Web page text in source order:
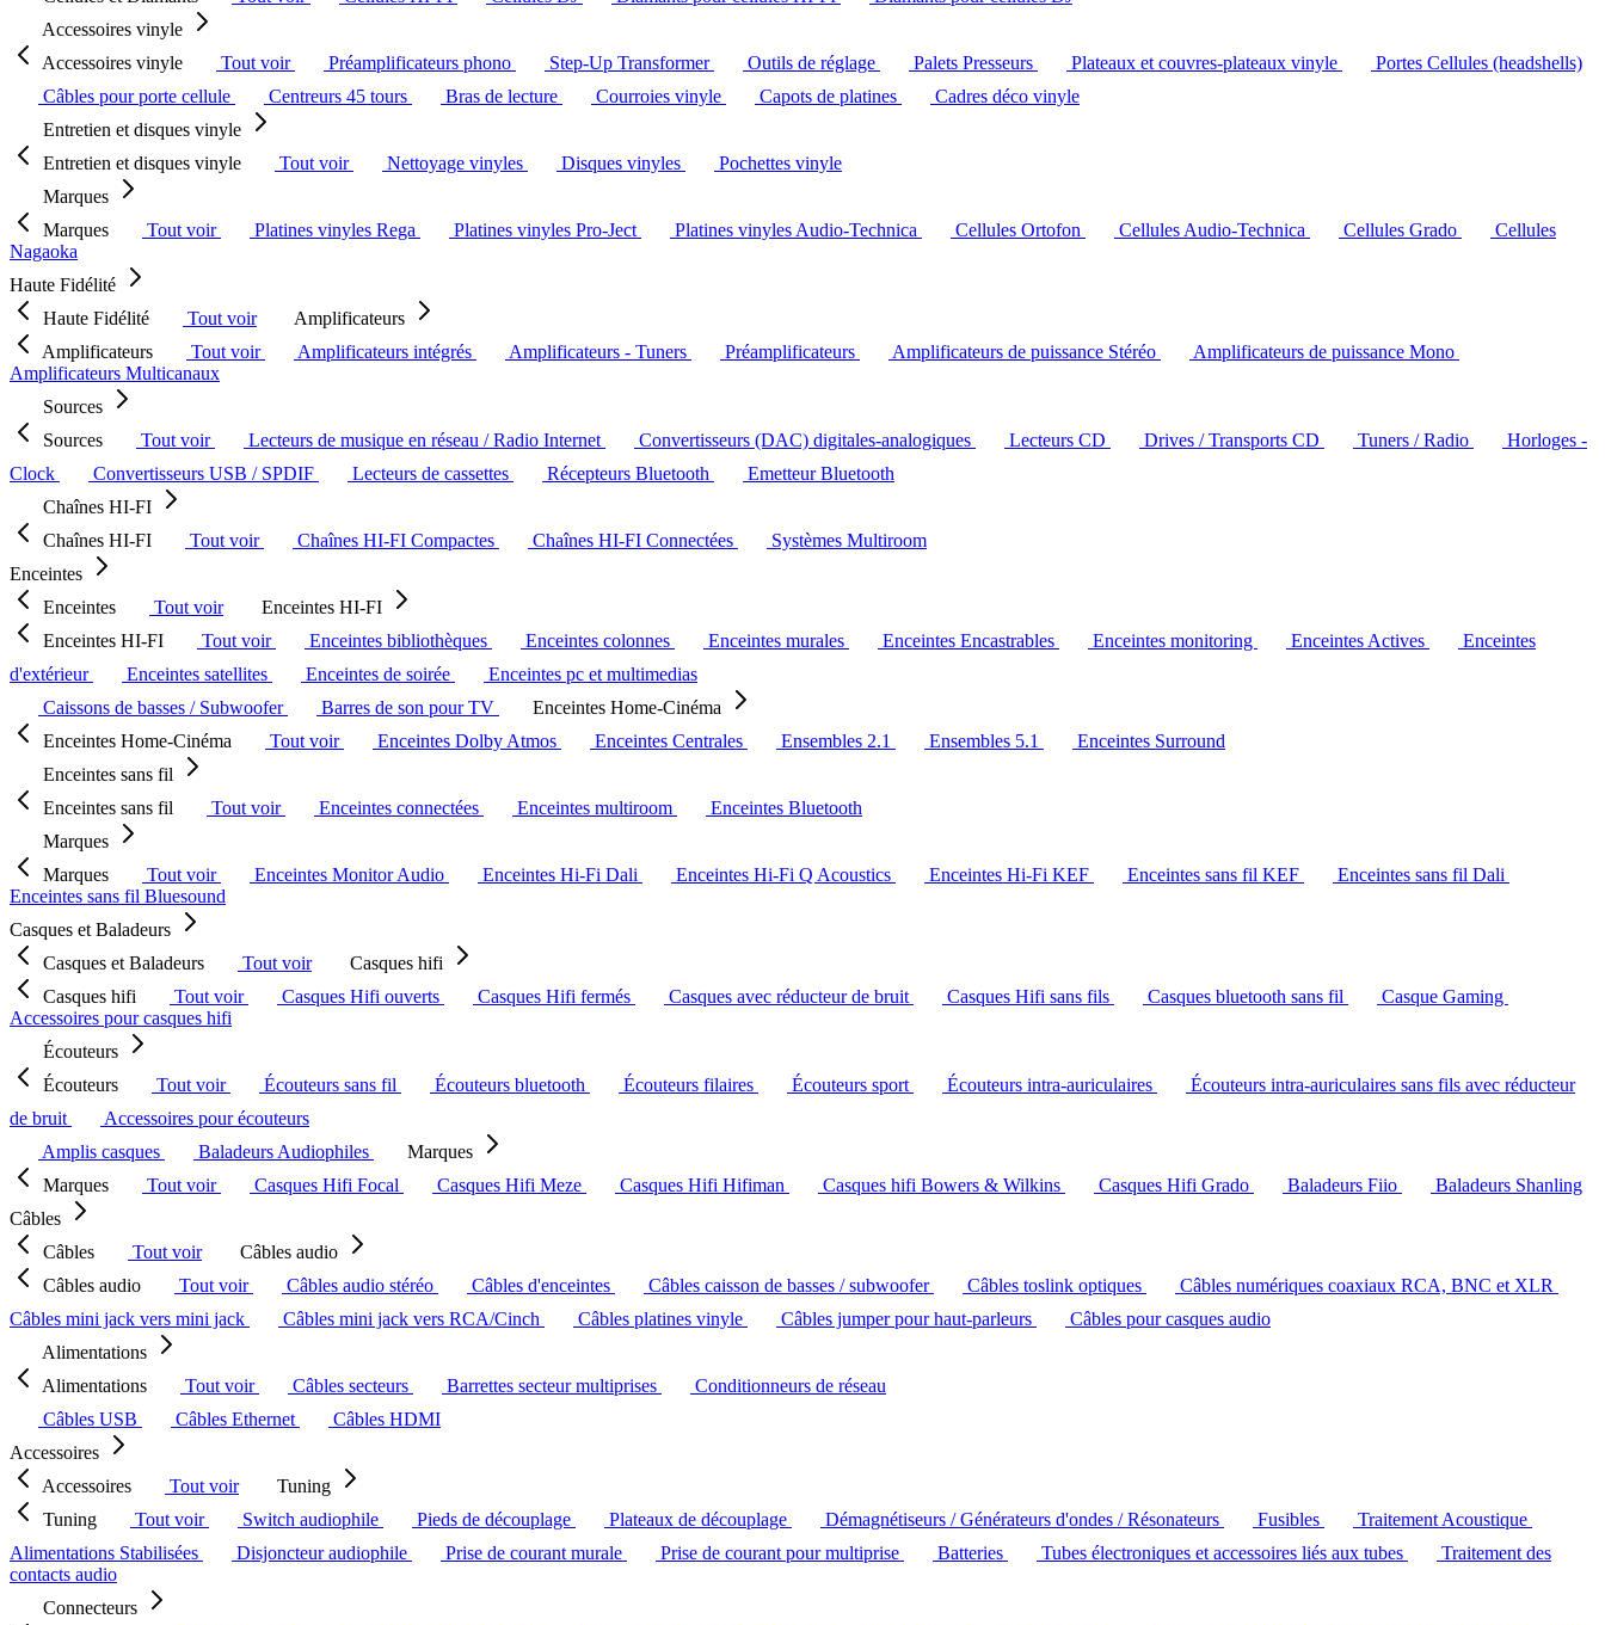
Accessoires vinyle
Accessoires vinyle
Tout voir Préamplificateurs phono Step-Up Transformer Outils de réglage Palets Presseurs Plateaux et couvres-plateaux vinyle
Portes Cellules (headshells)
Câbles pour porte cellule
Centreurs 45 tours Bras de lecture Courroies vinyle Capots de platines
Cadres déco vinyle
Entretien et disques vinyle
Entretien et disques vinyle
Tout voir Nettoyage vinyles Disques vinyles
Pochettes vinyle
Marques
Marques
Tout voir Platines vinyles Rega Platines vinyles Pro-Ject Platines vinyles Audio-Technica Cellules Ortofon Cellules Audio-Technica Cellules Grado
Cellules
Nagaoka
Haute Fidélité
Haute Fidélité
Tout voir
Amplificateurs
Amplificateurs
Tout voir Amplificateurs intégrés Amplificateurs - Tuners Préamplificateurs Amplificateurs de puissance Stéréo
Amplificateurs de puissance Mono
Amplificateurs Multicanaux
Sources
Sources
Tout voir Lecteurs de musique en réseau / Radio Internet Convertisseurs (DAC) digitales-analogiques Lecteurs CD Drives / Transports CD Tuners / Radio
Horloges -
Clock
Convertisseurs USB / SPDIF Lecteurs de cassettes Récepteurs Bluetooth
Emetteur Bluetooth
Chaînes HI-FI
Chaînes HI-FI
Tout voir Chaînes HI-FI Compactes Chaînes HI-FI Connectées
Systèmes Multiroom
Enceintes
Enceintes
Tout voir
Enceintes HI-FI
Enceintes HI-FI
Tout voir Enceintes bibliothèques Enceintes colonnes Enceintes murales Enceintes Encastrables Enceintes monitoring Enceintes Actives
Enceintes
d'extérieur
Enceintes satellites Enceintes de soirée
Enceintes pc et multimedias
Caissons de basses / Subwoofer
Barres de son pour TV
Enceintes Home-Cinéma
Enceintes Home-Cinéma
Tout voir Enceintes Dolby Atmos Enceintes Centrales Ensembles 2.1 Ensembles 5.1
Enceintes Surround
Enceintes sans fil
Enceintes sans fil
Tout voir Enceintes connectées Enceintes multiroom
Enceintes Bluetooth
Marques
Marques
Tout voir Enceintes Monitor Audio Enceintes Hi-Fi Dali Enceintes Hi-Fi Q Acoustics Enceintes Hi-Fi KEF Enceintes sans fil KEF
Enceintes sans fil Dali
Enceintes sans fil Bluesound
Casques et Baladeurs
Casques et Baladeurs
Tout voir
Casques hifi
Casques hifi
Tout voir Casques Hifi ouverts Casques Hifi fermés Casques avec réducteur de bruit Casques Hifi sans fils Casques bluetooth sans fil
Casque Gaming
Accessoires pour casques hifi
Écouteurs
Écouteurs
Tout voir Écouteurs sans fil Écouteurs bluetooth Écouteurs filaires Écouteurs sport Écouteurs intra-auriculaires
Écouteurs intra-auriculaires sans fils avec réducteur
de bruit
Accessoires pour écouteurs
Amplis casques
Baladeurs Audiophiles
Marques
Marques
Tout voir Casques Hifi Focal Casques Hifi Meze Casques Hifi Hifiman Casques hifi Bowers & Wilkins Casques Hifi Grado Baladeurs Fiio
Baladeurs Shanling
Câbles
Câbles
Tout voir
Câbles audio
Câbles audio
Tout voir Câbles audio stéréo Câbles d'enceintes Câbles caisson de basses / subwoofer Câbles toslink optiques
Câbles numériques coaxiaux RCA, BNC et XLR
Câbles mini jack vers mini jack
Câbles mini jack vers RCA/Cinch Câbles platines vinyle Câbles jumper pour haut-parleurs
Câbles pour casques audio
Alimentations
Alimentations
Tout voir Câbles secteurs Barrettes secteur multiprises
Conditionneurs de réseau
Câbles USB
Câbles Ethernet
Câbles HDMI
Accessoires
Accessoires
Tout voir
Tuning
Tuning
Tout voir Switch audiophile Pieds de découplage Plateaux de découplage Démagnétiseurs / Générateurs d'ondes / Résonateurs Fusibles
Traitement Acoustique
Alimentations Stabilisées
Disjoncteur audiophile Prise de courant murale Prise de courant pour multiprise Batteries Tubes électroniques et accessoires liés aux tubes
Traitement des
contacts audio
Connecteurs